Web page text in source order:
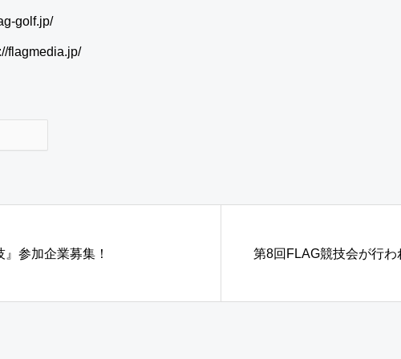
golf.jp/
flagmedia.jp/
』参加企業募集！ 第8回FLAG競技会が行わ